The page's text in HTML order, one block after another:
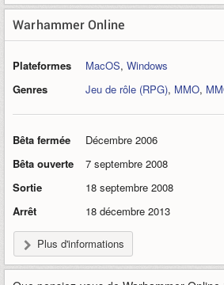
Warhammer Online
Plateformes MacOS, Windows
Genres
Jeu de rôle (RPG), MMO,
Bêta fermée
Décembre 2006
Bêta ouverte
7 septembre 2008
Sortie
18 septembre 2008
Arrêt
18 décembre 2013
Plus d'informations